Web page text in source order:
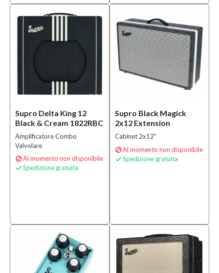
Supro Delta King 12
Black & Cream 1822RBC
Amplificatore Combo
Valvolare
Al momento non disponibile
 Spedizione gratuita
Supro Black Magick
2x12 Extension
Cabinet 2x12"
Al momento non disponibile
 Spedizione gratuita